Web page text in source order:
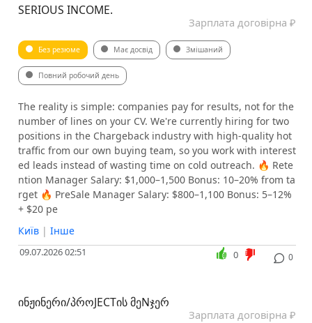
SERIOUS INCOME.
Зарплата договірна ₽
Без резюме Має досвід Змішаний
Повний робочий день
The reality is simple: companies pay for results, not for the
number of lines on your CV. We're currently hiring for two
positions in the Chargeback industry with high-quality hot
traffic from our own buying team, so you work with interest
ed leads instead of wasting time on cold outreach. 🔥 Rete
ntion Manager Salary: $1,000–1,500 Bonus: 10–20% from ta
rget 🔥 PreSale Manager Salary: $800–1,100 Bonus: 5–12%
+ $20 pe
Київ | Інше
09.07.2026 02:51 0
0
ᲘᲜᲟᲘᲜᲔᲠᲘ/ᲞᲠᲝJECTᲘᲡ ᲛᲔNᲯᲔᲠ
Зарплата договірна ₽